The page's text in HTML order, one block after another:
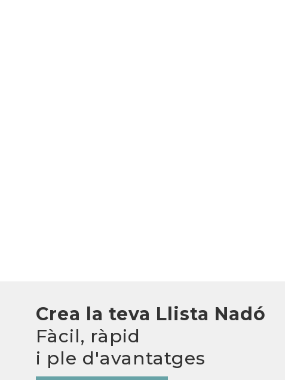
Crea la teva Llista Nadó
Fàcil, ràpid
i ple d'avantatges